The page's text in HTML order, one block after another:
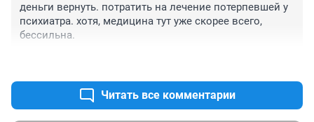
деньги вернуть. потратить на лечение потерпевшей у
психиатра. хотя, медицина тут уже скорее всего,
бессильна.
Читать все комментарии